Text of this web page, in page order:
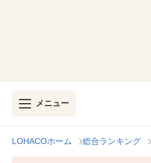
メニュー
LOHACOホーム 総合ランキング